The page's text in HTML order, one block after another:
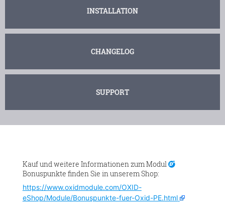
INSTALLATION
CHANGELOG
SUPPORT
Kauf und weitere Informationen zum Modul
Bonuspunkte finden Sie in unserem Shop:
https://www.oxidmodule.com/OXID-
eShop/Module/Bonuspunkte-fuer-Oxid-PE.html